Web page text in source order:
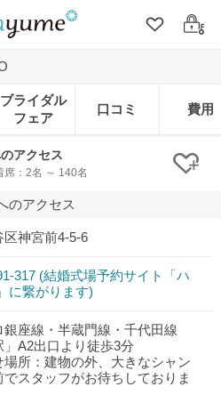
クリップ
ログ
ブライダル
フェア
口コミ 費用
アクセス
席：2名 ～ 140名 ク
のアクセス
区神宮前4-5-6
317 (結婚式場予約サイト「ハ
に繋がります)
銀座線・半蔵門線・千代田線
」A2出口より徒歩3分
場所：建物の外、大きなシャン
でスタッフがお待ちしておりま